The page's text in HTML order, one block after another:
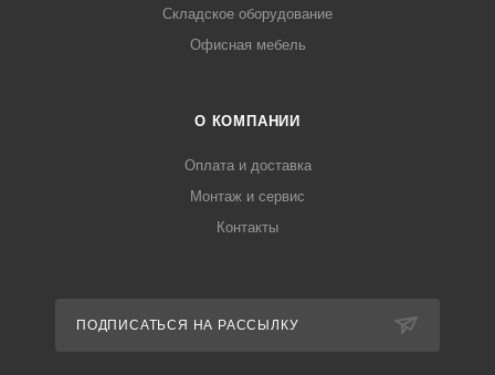
Складское оборудование
Офисная мебель
О КОМПАНИИ
Оплата и доставка
Монтаж и сервис
Контакты
ПОДПИСАТЬСЯ НА РАССЫЛКУ